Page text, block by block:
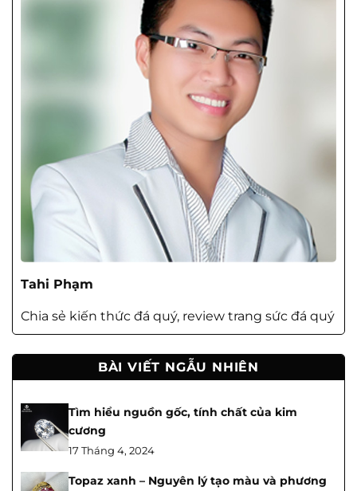
Tahi Phạm
Chia sẻ kiến thức đá quý, review trang sức đá quý
BÀI VIẾT NGẪU NHIÊN
Tìm hiểu nguồn gốc, tính chất của kim
cương
17 Tháng 4, 2024
Topaz xanh – Nguyên lý tạo màu và phương